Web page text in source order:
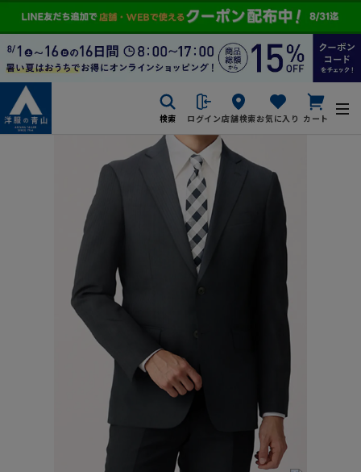
検索 ログイン店舗検索お気に入り カート